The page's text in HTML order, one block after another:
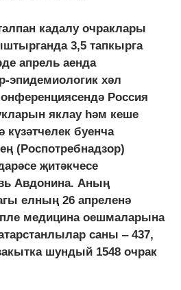
кадалу очраклары
3,5 тапкырга
апрель аенда
эпидемиологик хәл
Россия
яклау һәм кеше
күзәтчелек буенча
(Роспотребнадзор)
җитәкчесе
Авдонина. Аның
елның 26 апреленә
медицина оешмаларына
саны ‒ 437,
шундый 1548 очрак